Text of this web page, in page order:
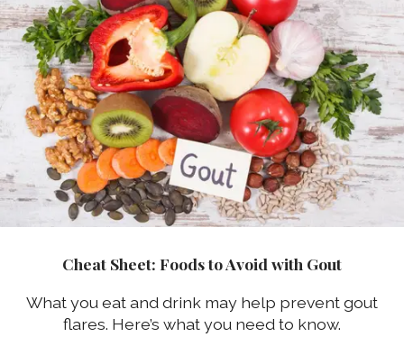
Cheat Sheet: Foods to Avoid with Gout
What you eat and drink may help prevent gout
flares. Here’s what you need to know.